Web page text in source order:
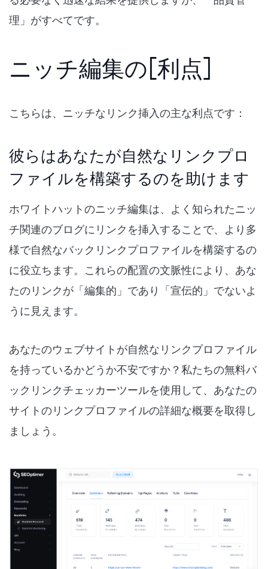
理」がすべてです。
ニッチ編集の[利点]
こちらは、ニッチなリンク挿入の主な利点です：
彼らはあなたが自然なリンクプロ
ファイルを構築するのを助けます
ホワイトハットのニッチ編集は、よく知られたニッ
チ関連のブログにリンクを挿入することで、より多
様で自然なバックリンクプロファイルを構築するの
に役立ちます。これらの配置の文脈性により、あな
たのリンクが「編集的」であり「宣伝的」でないよ
うに見えます。
あなたのウェブサイトが自然なリンクプロファイル
を持っているかどうか不安ですか？私たちの無料バ
ックリンクチェッカーツールを使用して、あなたの
サイトのリンクプロファイルの詳細な概要を取得し
ましょう。